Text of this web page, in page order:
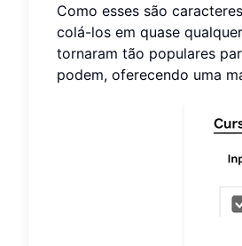
Como esses são
colá-los em quase
tornaram tão populares
podem, oferecendo uma